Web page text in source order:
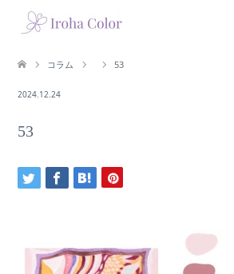
コラム 53
2024.12.24
53